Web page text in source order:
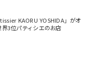
KAORU YOSHIDA」がオ
3位パティシエのお店